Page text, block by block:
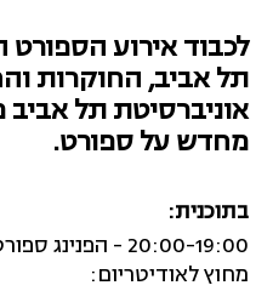
לכבוד אירוע הספורט
תל אביב, החוקרות
אוניברסיטת תל אביב
מחדש על ספורט.
בתוכנית:
מחוץ לאודיטריום: